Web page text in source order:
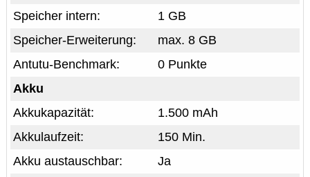
1 GB
Speicher intern:
max. 8 GB
Speicher-Erweiterung:
0 Punkte
Antutu-Benchmark:
Akku
1.500 mAh
Akkukapazität:
150 Min.
Akkulaufzeit:
Ja
Akku austauschbar: